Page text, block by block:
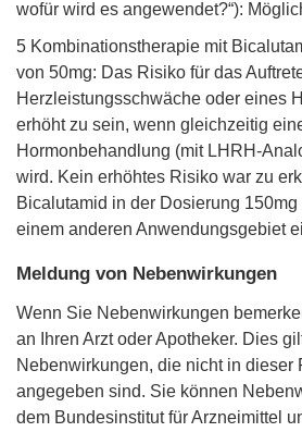
wofür wird es angewendet?“):
5 Kombinationstherapie mit
von 50mg: Das Risiko für das
Herzleistungsschwäche oder eines
erhöht zu sein, wenn gleichzeitig
Hormonbehandlung (mit LHRH-
wird. Kein erhöhtes Risiko war zu
Bicalutamid in der Dosierung
einem anderen Anwendungsgebiet
Meldung von Nebenwirkungen
Wenn Sie Nebenwirkungen
an Ihren Arzt oder Apotheker. Dies
Nebenwirkungen, die nicht in dieser
angegeben sind. Sie können
dem Bundesinstitut für Arzneimittel